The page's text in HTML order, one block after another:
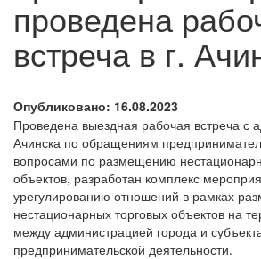
проведена
встреча в г.
Опубликовано: 16.08.2023
Проведена выездная рабочая встреча с
Ачинска по обращениям
вопросами по размещению
объектов, разработан комплекс
урегулированию отношений в рамках
нестационарных торговых объектов на
между администрацией города и
предпринимательской деятельности.